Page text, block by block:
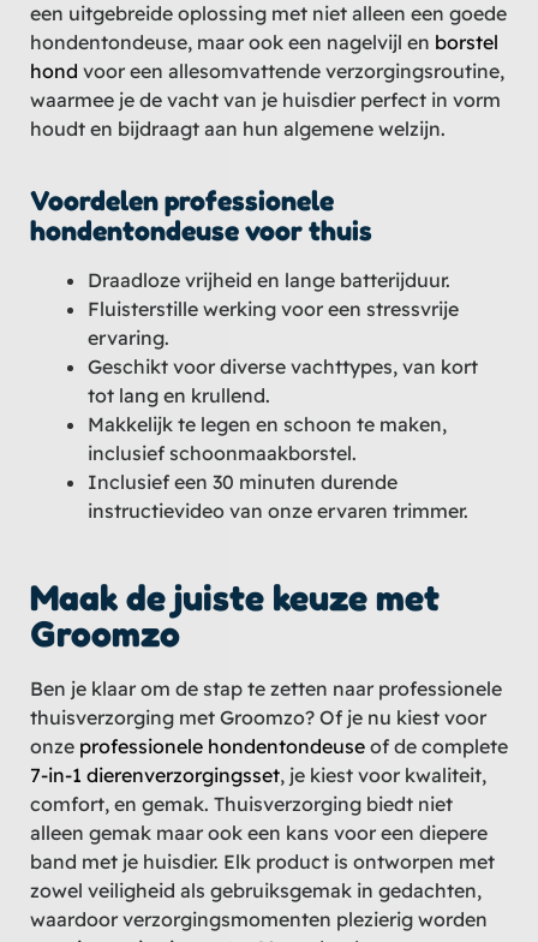
een uitgebreide oplossing met niet alleen een goede
hondentondeuse, maar ook een nagelvijl en borstel
hond voor een allesomvattende verzorgingsroutine,
waarmee je de vacht van je huisdier perfect in vorm
houdt en bijdraagt aan hun algemene welzijn.
Voordelen professionele
hondentondeuse voor thuis
Draadloze vrijheid en lange batterijduur.
Fluisterstille werking voor een stressvrije
ervaring.
Geschikt voor diverse vachttypes, van kort
tot lang en krullend.
Makkelijk te legen en schoon te maken,
inclusief schoonmaakborstel.
Inclusief een 30 minuten durende
instructievideo van onze ervaren trimmer.
Maak de juiste keuze met
Groomzo
Ben je klaar om de stap te zetten naar professionele
thuisverzorging met Groomzo? Of je nu kiest voor
onze professionele hondentondeuse of de complete
7-in-1 dierenverzorgingsset, je kiest voor kwaliteit,
comfort, en gemak. Thuisverzorging biedt niet
alleen gemak maar ook een kans voor een diepere
band met je huisdier. Elk product is ontworpen met
zowel veiligheid als gebruiksgemak in gedachten,
waardoor verzorgingsmomenten plezierig worden